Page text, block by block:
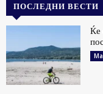
ПОСЛЕДНИ ВЕСТИ
Ќе